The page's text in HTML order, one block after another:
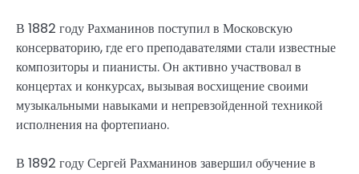
В 1882 году Рахманинов поступил в Московскую
консерваторию, где его преподавателями стали известные
композиторы и пианисты. Он активно участвовал в
концертах и конкурсах, вызывая восхищение своими
музыкальными навыками и непревзойденной техникой
исполнения на фортепиано.
В 1892 году Сергей Рахманинов завершил обучение в